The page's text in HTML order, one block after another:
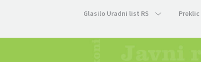
Glasilo Uradni list RS